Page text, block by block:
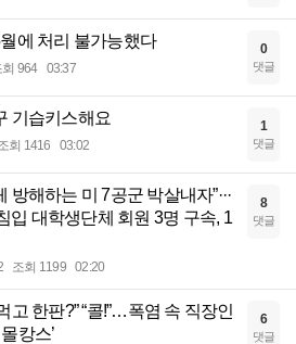
에 처리 불가능했다
회 964 03:37
0
댓글
기습키스해요
회 1416 03:02
1
댓글
방해하는 미 7공군 박살내자”···
입 대학생단체 회원 3명 구속, 1
조회 1199 02:20
8
댓글
고 한판?” “콜!”…폭염 속 직장인
캉스’
6
댓글